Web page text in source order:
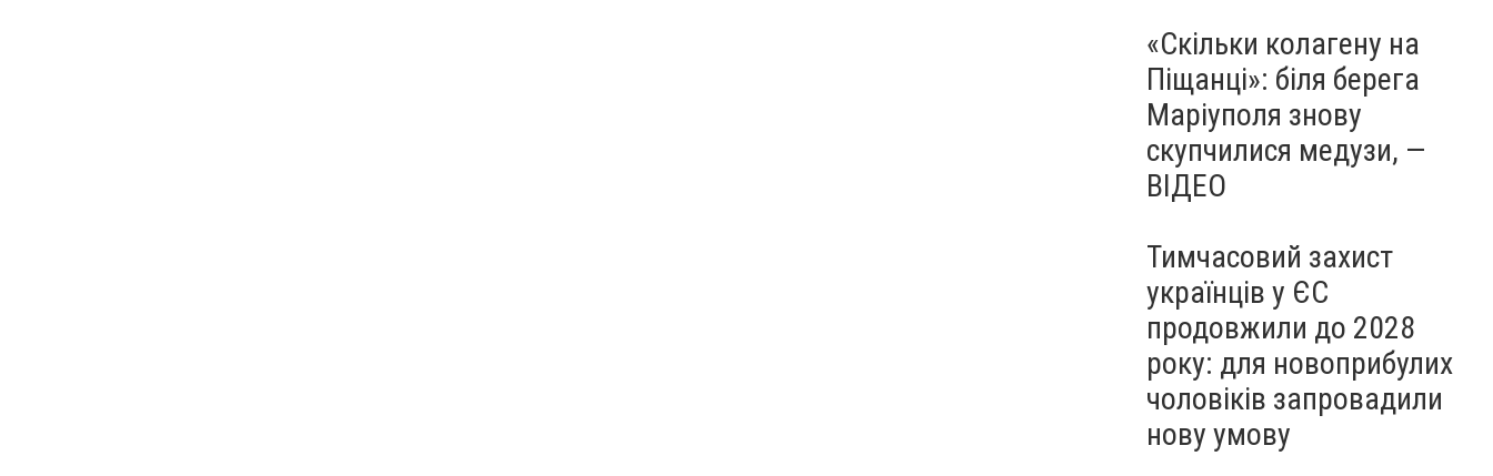
«Скільки колагену на
Піщанці»: біля берега
Маріуполя знову
скупчилися медузи, —
ВІДЕО
Тимчасовий захист
українців у ЄС
продовжили до 2028
року: для новоприбулих
чоловіків запровадили
нову умову